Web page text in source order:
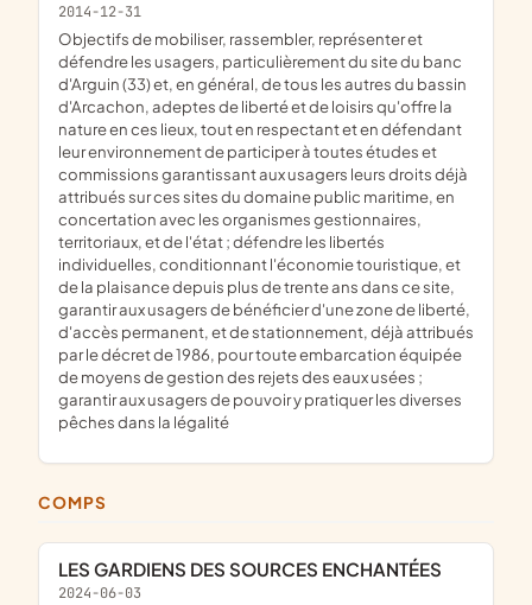
2014-12-31
objectifs de mobiliser, rassembler, représenter et
défendre les usagers, particulièrement du site du banc
d'Arguin (33) et, en général, de tous les autres du bassin
d'Arcachon, adeptes de liberté et de loisirs qu'offre la
nature en ces lieux, tout en respectant et en défendant
leur environnement de participer à toutes études et
commissions garantissant aux usagers leurs droits déjà
attribués sur ces sites du domaine public maritime, en
concertation avec les organismes gestionnaires,
territoriaux, et de l'état ; défendre les libertés
individuelles, conditionnant l'économie touristique, et
de la plaisance depuis plus de trente ans dans ce site,
garantir aux usagers de bénéficier d'une zone de liberté,
d'accès permanent, et de stationnement, déjà attribués
par le décret de 1986, pour toute embarcation équipée
de moyens de gestion des rejets des eaux usées ;
garantir aux usagers de pouvoir y pratiquer les diverses
pêches dans la légalité
COMPS
LES GARDIENS DES SOURCES ENCHANTÉES
2024-06-03